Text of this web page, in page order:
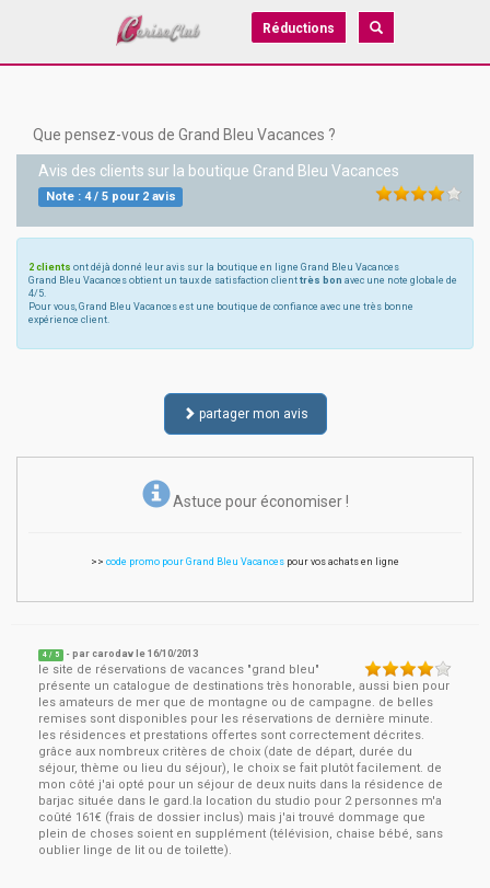
Réductions
Que pensez-vous de Grand Bleu Vacances ?
Avis des clients sur la boutique Grand Bleu Vacances
Note : 4/ 5pour 2avis
2 clients ont déjà donné leur avis sur la boutique en ligne Grand Bleu Vacances
Grand Bleu Vacances obtient un taux de satisfaction client très bon avec une note globale de
4/5.
Pour vous, Grand Bleu Vacances est une boutique de confiance avec une très bonne
expérience client.
partager mon avis
Astuce pour économiser !
>> code promo pour Grand Bleu Vacances pour vos achats en ligne
4 / 5 - parcarodav le16/10/2013
le site de réservations de vacances "grand bleu"
présente un catalogue de destinations très honorable, aussi bien pour
les amateurs de mer que de montagne ou de campagne. de belles
remises sont disponibles pour les réservations de dernière minute.
les résidences et prestations offertes sont correctement décrites.
grâce aux nombreux critères de choix (date de départ, durée du
séjour, thème ou lieu du séjour), le choix se fait plutôt facilement. de
mon côté j'ai opté pour un séjour de deux nuits dans la résidence de
barjac située dans le gard.la location du studio pour 2 personnes m'a
coûté 161€ (frais de dossier inclus) mais j'ai trouvé dommage que
plein de choses soient en supplément (télévision, chaise bébé, sans
oublier linge de lit ou de toilette).